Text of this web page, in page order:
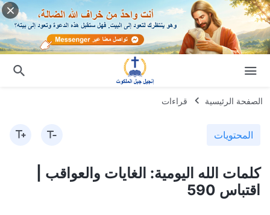
الصفحة الرئيسية قراءات
المحتويات
كلمات الله اليومية: الغايات والعواقب |
اقتباس 590